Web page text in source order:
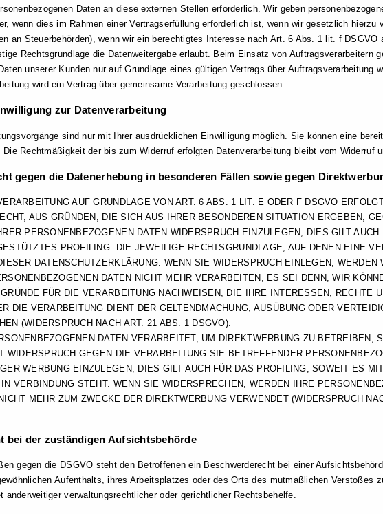
Daten an diese externen Stellen erforderlich. Wir geben
wenn dies im Rahmen einer Vertragserfüllung erforderlich ist, wenn wir gesetzlich hierzu
an Steuerbehörden), wenn wir ein berechtigtes Interesse nach Art. 6 Abs. 1 lit. f DSGVO
Rechtsgrundlage die Datenweitergabe erlaubt. Beim Einsatz von Auftragsverarbeitern
unserer Kunden nur auf Grundlage eines gültigen Vertrags über Auftragsverarbeitung
wird ein Vertrag über gemeinsame Verarbeitung geschlossen.
zur Datenverarbeitung
sind nur mit Ihrer ausdrücklichen Einwilligung möglich. Sie können eine
Rechtmäßigkeit der bis zum Widerruf erfolgten Datenverarbeitung bleibt vom Widerruf
gegen die Datenerhebung in besonderen Fällen sowie gegen
AUF GRUNDLAGE VON ART. 6 ABS. 1 LIT. E ODER F DSGVO
AUS GRÜNDEN, DIE SICH AUS IHRER BESONDEREN SITUATION ERGEBEN,
PERSONENBEZOGENEN DATEN WIDERSPRUCH EINZULEGEN; DIES GILT
PROFILING. DIE JEWEILIGE RECHTSGRUNDLAGE, AUF DENEN EINE
DATENSCHUTZERKLÄRUNG. WENN SIE WIDERSPRUCH EINLEGEN, WERDEN
DATEN NICHT MEHR VERARBEITEN, ES SEI DENN, WIR
FÜR DIE VERARBEITUNG NACHWEISEN, DIE IHRE INTERESSEN, RECHTE
DIE VERARBEITUNG DIENT DER GELTENDMACHUNG, AUSÜBUNG ODER
(WIDERSPRUCH NACH ART. 21 ABS. 1 DSGVO).
DATEN VERARBEITET, UM DIREKTWERBUNG ZU BETREIBEN,
WIDERSPRUCH GEGEN DIE VERARBEITUNG SIE BETREFFENDER
WERBUNG EINZULEGEN; DIES GILT AUCH FÜR DAS PROFILING, SOWEIT ES
VERBINDUNG STEHT. WENN SIE WIDERSPRECHEN, WERDEN IHRE
MEHR ZUM ZWECKE DER DIREKTWERBUNG VERWENDET (WIDERSPRUCH
bei der zuständigen Aufsichts­behörde
gegen die DSGVO steht den Betroffenen ein Beschwerderecht bei einer
Aufenthalts, ihres Arbeitsplatzes oder des Orts des mutmaßlichen Verstoßes
anderweitiger verwaltungsrechtlicher oder gerichtlicher Rechtsbehelfe.